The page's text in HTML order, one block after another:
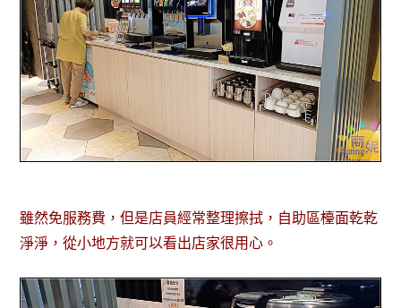
雖然免服務費，但是店員經常整理擦拭，自助區檯面乾乾
淨淨，從小地方就可以看出店家很用心。